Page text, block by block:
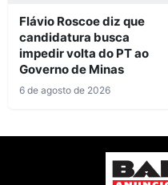
Flávio Roscoe diz que
candidatura busca
impedir volta do PT ao
Governo de Minas
6 de agosto de 2026